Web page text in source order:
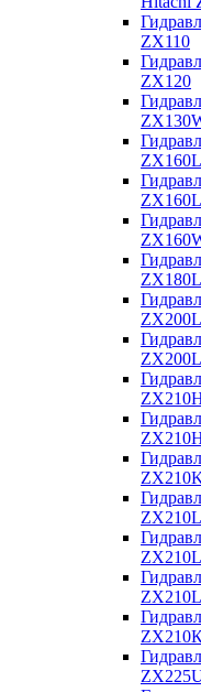
ZX110
ZX120